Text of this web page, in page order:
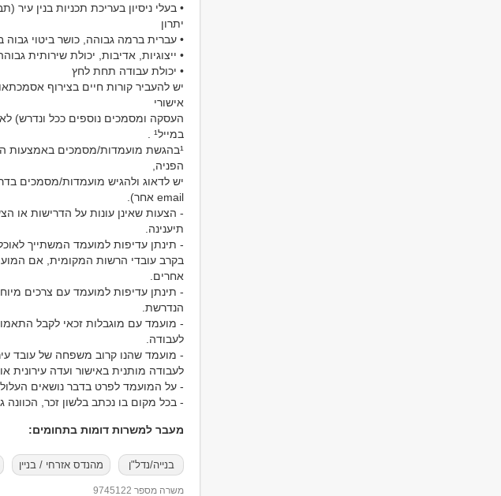
• בעלי ניסיון בעריכת תכניות בנין עיר
יתרון
• עברית ברמה גבוהה, כושר ביטוי גבוה
• ייצוגיות, אדיבות, יכולת שירותית
• יכולת עבודה תחת לחץ
יש להעביר קורות חיים בצירוף
אישורי
העסקה ומסמכים נוספים ככל ונדרש) לאגף
במייל¹ .
¹בהגשת מועמדות/מסמכים באמצעות
הפניה,
יש לדאוג ולהגיש מועמדות/מסמכים
email אחר).
- הצעות שאינן עונות על הדרישות או
תיענינה.
- תינתן עדיפות למועמד המשתייך
בקרב עובדי הרשות המקומית, אם
אחרים.
- תינתן עדיפות למועמד עם צרכים
הנדרשת.
- מועמד עם מוגבלות זכאי לקבל
לעבודה.
- מועמד שהנו קרוב משפחה של עובד
לעבודה מותנית באישור ועדה עירונית
- על המועמד לפרט בדבר נושאים
- בכל מקום בו נכתב בלשון זכר, הכוונה
מעבר למשרות דומות בתחומים:
בנייה/נדל"ן מהנדס אזרחי / בניין
משרה מספר 9745122